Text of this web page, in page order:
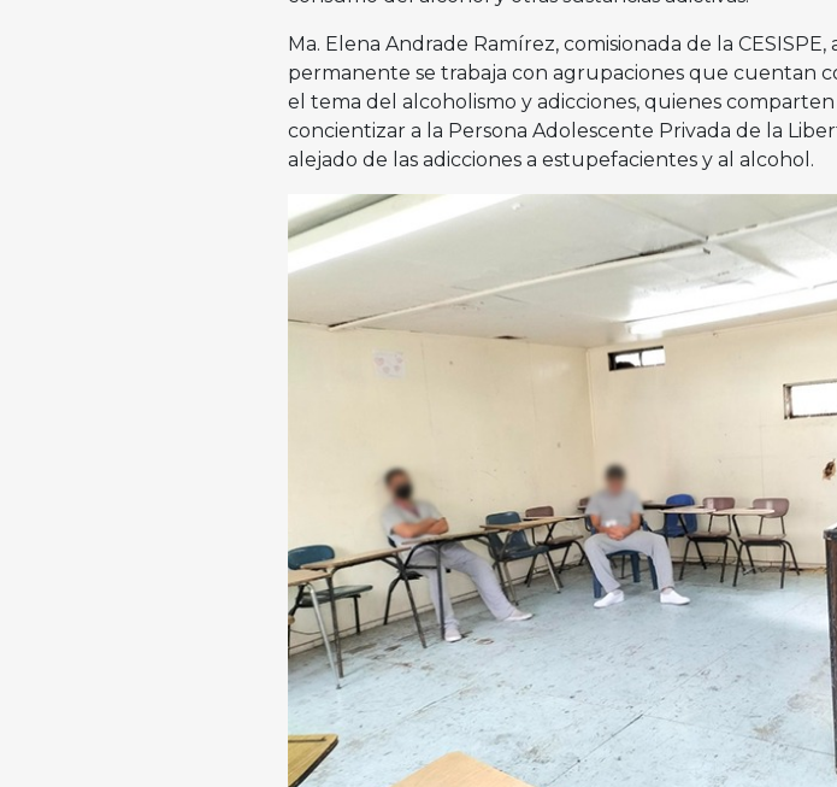
Ma. Elena Andrade Ramírez, comisionada de la
permanente se trabaja con agrupaciones que cuentan
el tema del alcoholismo y adicciones, quienes
concientizar a la Persona Adolescente Privada de la
alejado de las adicciones a estupefacientes y al alcohol.